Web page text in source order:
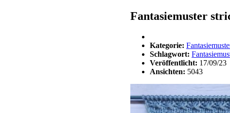
Fantasiemuster
Kategorie:
Schlagwort:
Veröffentlicht: 17/09/23
Ansichten: 5043